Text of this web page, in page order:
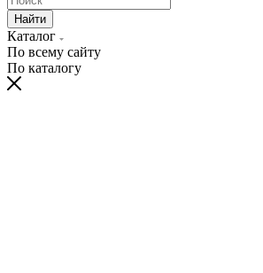
Найти
Каталог
По всему сайту
По каталогу